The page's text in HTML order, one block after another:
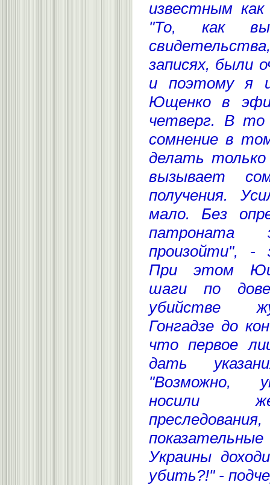
известным как
"То, как
записях, были
и поэтому я
Ющенко в
четверг. В то
сомнение в
делать
вызывает
получения.
мало. Без
произойти", -
При этом
шаги по
убийстве
Гонгадзе до
что первое
дать
"Возможно,
носили
Украины
убить?!" -